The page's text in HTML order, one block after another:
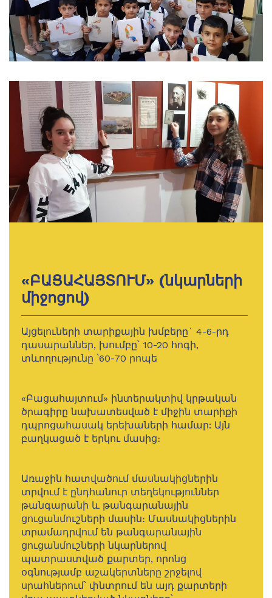
«ԲԱՑԱՀԱՅՏՈՒՄ» (նկարների
միջոցով)
Այցելուների տարիքային խմբերը` 4-6-րդ
դասարաններ, խումբը՝ 10-20 հոգի,
տևողությունը ՝60-70 րոպե
«Բացահայտում» ինտերակտիվ կրթական
ծրագիրը նախատեսված է միջին տարիքի
դպրոցահասակ երեխաների համար: Այն
բաղկացած է երկու մասից։
Առաջին հատվածում մասնակիցներին
տրվում է ընդհանուր տեղեկություններ
թանգարանի և թանգարանային
ցուցանմուշների մասին։ Մասնակիցներին
տրամադրվում են թանգարանային
ցուցանմուշների նկարներով
պատրաստված քարտեր, որոնց
օգնությամբ աշակերտները շրջելով
սրահներում՝ փնտրում են այդ քարտերի